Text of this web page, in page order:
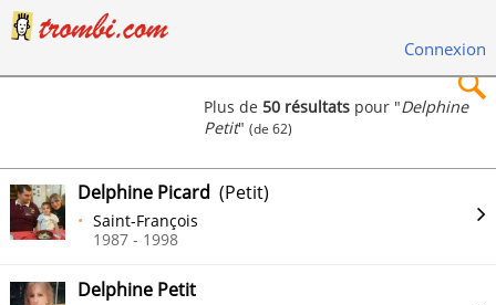
Connexion
Rechercher
Plus de 50 résultats pour "Delphine
Petit"(de 62)
Delphine Picard (Petit)
Saint-François
1987 - 1998
Delphine Petit